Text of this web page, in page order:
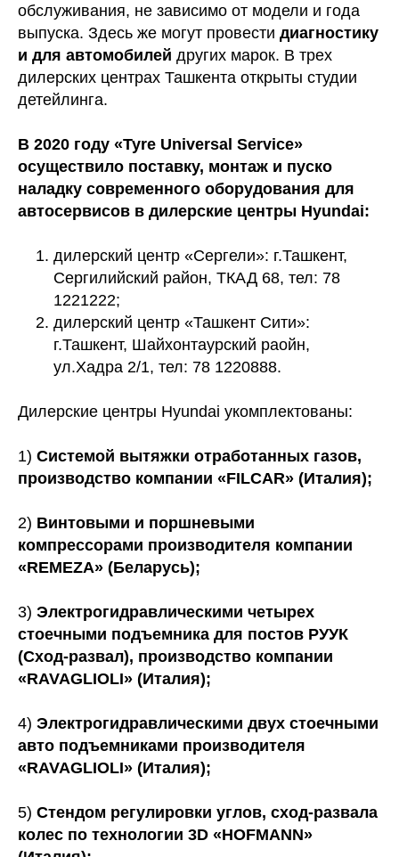
обслуживания, не зависимо от модели и года
выпуска. Здесь же могут провести диагностику
и для автомобилей других марок. В трех
дилерских центрах Ташкента открыты студии
детейлинга.
В 2020 году «Tyre Universal Service»
осуществило поставку, монтаж и пуско
наладку современного оборудования для
автосервисов в дилерские центры Hyundai:
дилерский центр «Сергели»: г.Ташкент,
Сергилийский район, ТКАД 68, тел: 78
1221222;
дилерский центр «Ташкент Сити»:
г.Ташкент, Шайхонтаурский раойн,
ул.Хадра 2/1, тел: 78 1220888.
Дилерские центры Hyundai укомплектованы:
1) Системой вытяжки отработанных газов,
производство компании «FILCAR» (Италия);
2) Винтовыми и поршневыми
компрессорами производителя компании
«REMEZA» (Беларусь);
3) Электрогидравлическими четырех
стоечными подъемника для постов РУУК
(Сход-развал), производство компании
«RAVAGLIOLI» (Италия);
4) Электрогидравлическими двух стоечными
авто подъемниками производителя
«RAVAGLIOLI» (Италия);
5) Стендом регулировки углов, сход-развала
колес по технологии 3D «HOFMANN»